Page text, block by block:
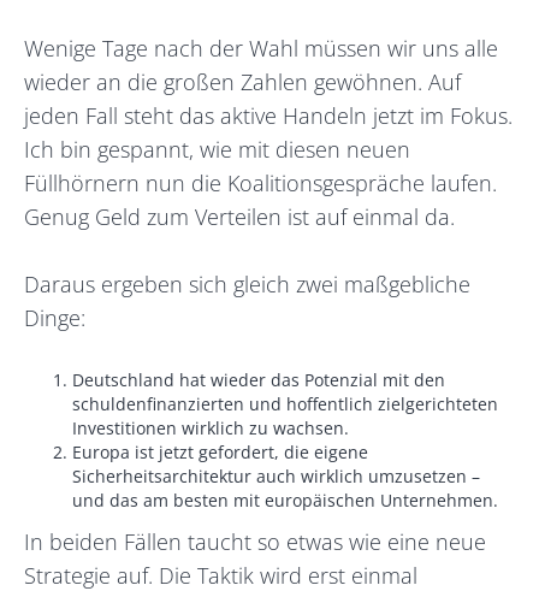
Wenige Tage nach der Wahl müssen wir uns alle
wieder an die großen Zahlen gewöhnen. Auf
jeden Fall steht das aktive Handeln jetzt im Fokus.
Ich bin gespannt, wie mit diesen neuen
Füllhörnern nun die Koalitionsgespräche laufen.
Genug Geld zum Verteilen ist auf einmal da.
Daraus ergeben sich gleich zwei maßgebliche
Dinge:
Deutschland hat wieder das Potenzial mit den
schuldenfinanzierten und hoffentlich zielgerichteten
Investitionen wirklich zu wachsen.
Europa ist jetzt gefordert, die eigene
Sicherheitsarchitektur auch wirklich umzusetzen –
und das am besten mit europäischen Unternehmen.
In beiden Fällen taucht so etwas wie eine neue
Strategie auf. Die Taktik wird erst einmal